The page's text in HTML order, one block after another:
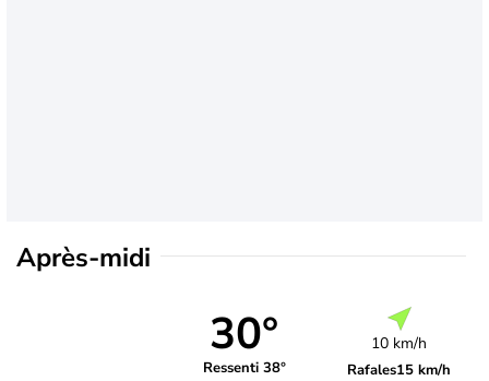
Après-midi
30°
Ressenti 38°
10 km/h
Rafales15 km/h